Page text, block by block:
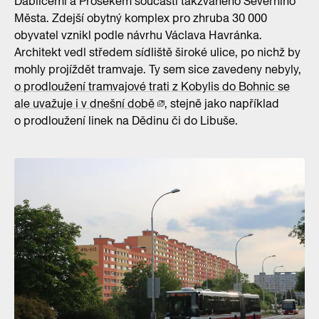
Města. Zdejší obytný komplex pro zhruba 30 000
obyvatel vznikl podle návrhu Václava Havránka.
Architekt vedl středem sídliště široké ulice, po nichž by
mohly projíždět tramvaje. Ty sem sice zavedeny nebyly,
o prodloužení tramvajové trati z Kobylis do Bohnic se
ale uvažuje i v dnešní době
, stejně jako například
o prodloužení linek na Dědinu či do Libuše.